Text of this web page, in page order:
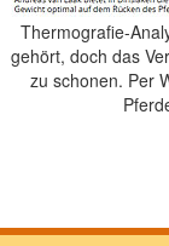
Thermografie-
gehört, doch das
zu schonen. Per